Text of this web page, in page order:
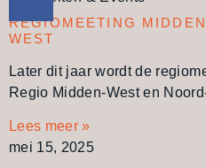
REGIOMEETING
WEST
Later dit jaar wordt de
Regio Midden-West en
Lees meer »
mei 15, 2025